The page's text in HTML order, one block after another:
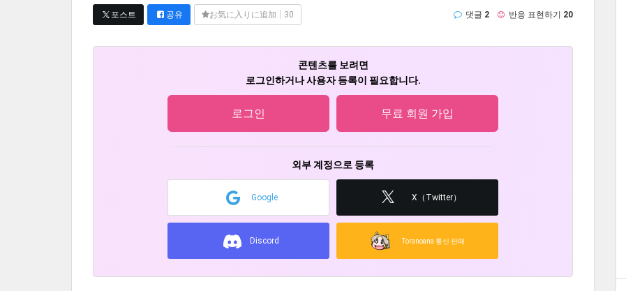
포스트 공유 お気に入りに追加 30 댓글 2 반응 표현하기 20
콘텐츠를 보려면
로그인하거나 사용자 등록이 필요합니다.
로그인 무료 회원 가입
외부 계정으로 등록
Google X（Twitter）
Discord Toranoana 통신 판매